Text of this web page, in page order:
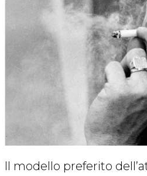
Il modello preferito